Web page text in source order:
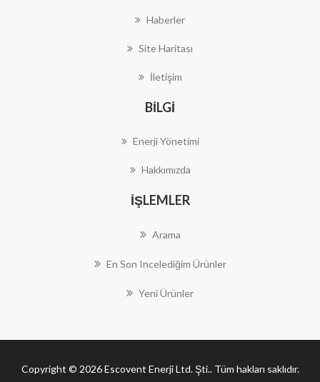
Haberler
Site Haritası
İletişim
BILGI
Enerji Yönetimi
Hakkımızda
İŞLEMLER
Arama
En Son Incelediğim Ürünler
Yeni Ürünler
Copyright © 2026 Escovent Enerji Ltd. Şti.. Tüm hakları saklıdır.